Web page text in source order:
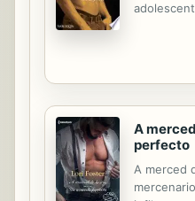
que
cualquier
había
a Emma.
A
perfecto
A merced